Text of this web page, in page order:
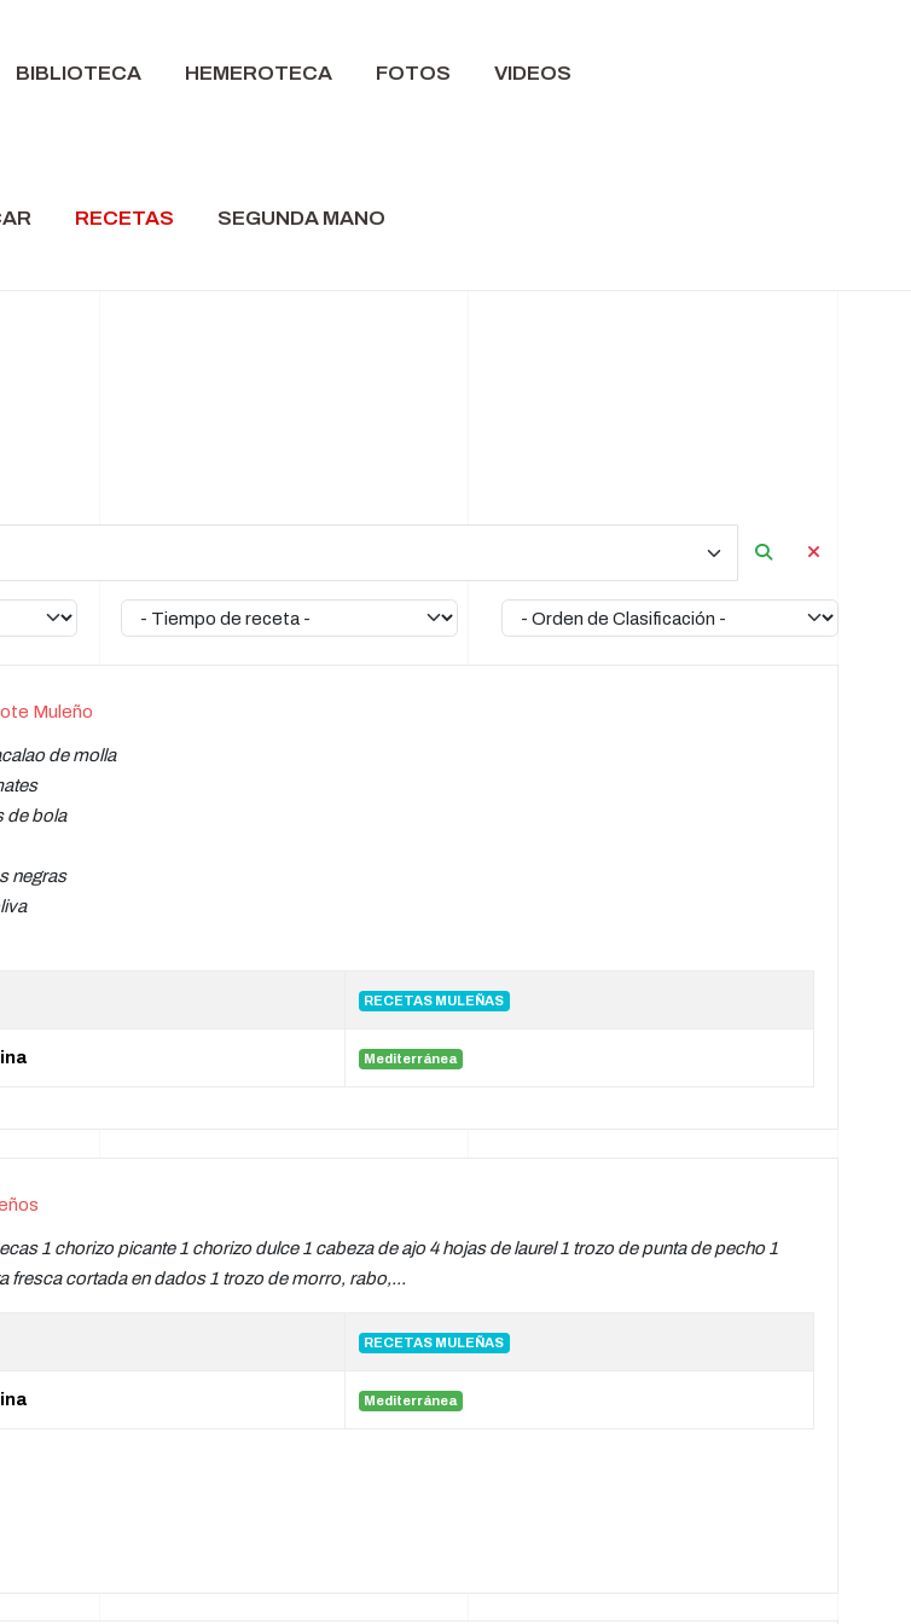
BIBLIOTECA HEMEROTECA FOTOS VIDEOS
RECETAS SEGUNDA MANO
Muleño
de molla
de bola
negras
RECETAS MULEÑAS
Mediterránea
1 chorizo picante 1 chorizo dulce 1 cabeza de ajo 4 hojas de laurel 1 trozo de punta de pecho 1
fresca cortada en dados 1 trozo de morro, rabo,...
RECETAS MULEÑAS
Mediterránea